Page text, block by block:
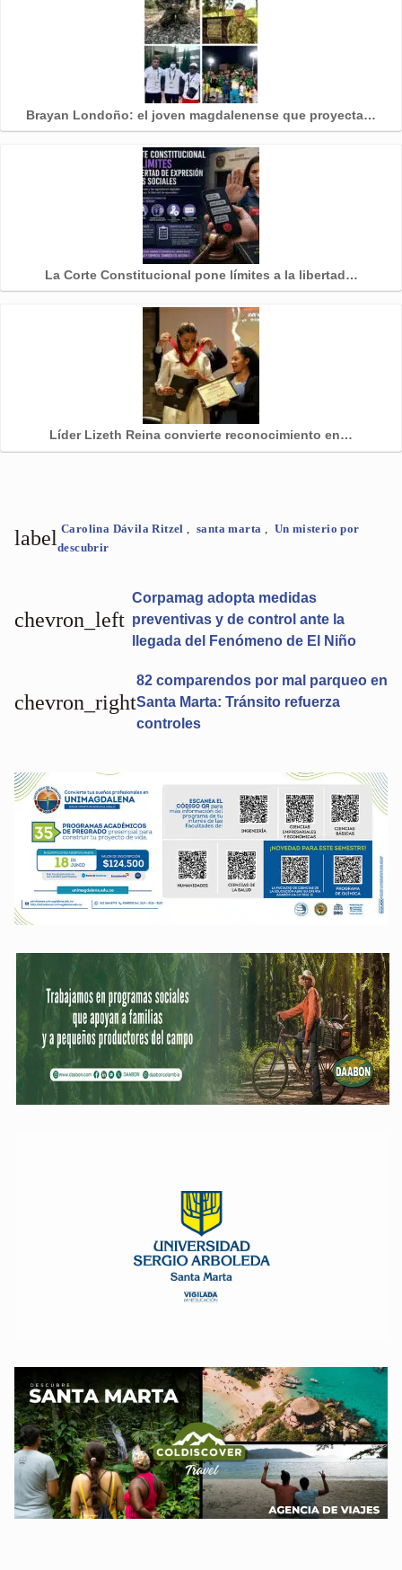
Brayan Londoño: el joven magdalenense que proyecta…
La Corte Constitucional pone límites a la libertad…
Líder Lizeth Reina convierte reconocimiento en…
label Carolina Dávila Ritzel santa marta
Un misterio por
descubrir
chevron_left
Corpamag adopta medidas
preventivas y de control ante la
llegada del Fenómeno de El Niño
82 comparendos por mal parqueo en
Santa Marta: Tránsito refuerza
controles
chevron_right